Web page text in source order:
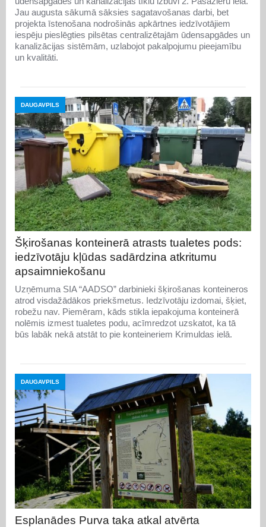
Jau augusta sākumā sāksies sagatavošanas darbi, bet
projekta īstenošana nodrošinās apkārtnes iedzīvotājiem
iespēju pieslēgties pilsētas centralizētajām ūdensapgādes un
kanalizācijas sistēmām, uzlabojot pakalpojumu pieejamību
un kvalitāti.
DAUGAVPILS
Šķirošanas konteinerā atrasts tualetes pods:
iedzīvotāju kļūdas sadārdzina atkritumu
apsaimniekošanu
Uzņēmuma SIA “AADSO” darbinieki šķirošanas konteineros
atrod visdažādākos priekšmetus. Iedzīvotāju izdomai, šķiet,
robežu nav. Piemēram, kāds stikla iepakojuma konteinerā
nolēmis izmest tualetes podu, acīmredzot uzskatot, ka tā
būs labāk nekā atstāt to pie konteineriem Krimuldas ielā.
DAUGAVPILS
Esplanādes Purva taka atkal atvērta